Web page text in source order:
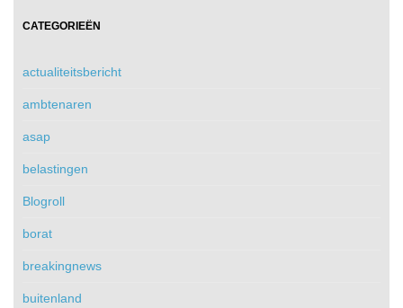
CATEGORIEËN
actualiteitsbericht
ambtenaren
asap
belastingen
Blogroll
borat
breakingnews
buitenland